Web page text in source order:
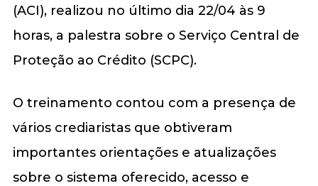
(ACI), realizou no último dia 22/04 às 9
horas, a palestra sobre o Serviço Central de
Proteção ao Crédito (SCPC).
O treinamento contou com a presença de
vários crediaristas que obtiveram
importantes orientações e atualizações
sobre o sistema oferecido, acesso e